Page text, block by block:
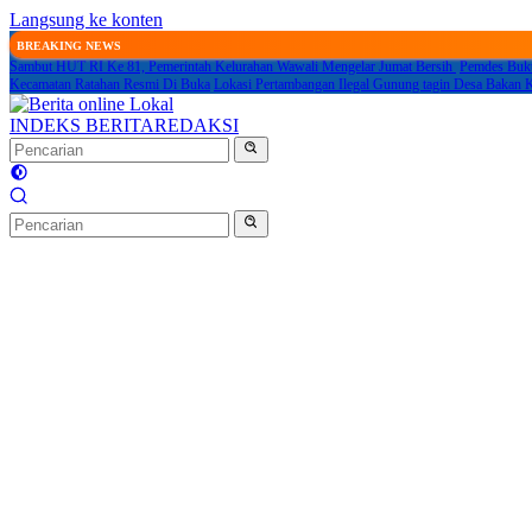
Langsung ke konten
BREAKING NEWS
Sambut HUT RI Ke 81, Pemerintah Kelurahan Wawali Mengelar Jumat Bersih Pemdes
Kecamatan Ratahan Resmi Di Buka Lokasi Pertambangan Ilegal Gunung tagin Desa
INDEKS BERITAREDAKSI